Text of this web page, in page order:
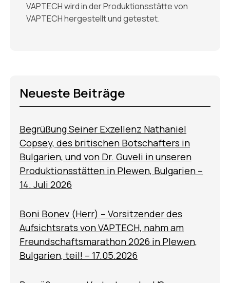
VAPTECH wird in der Produktionsstätte von
VAPTECH hergestellt und getestet.
Neueste Beiträge
Begrüßung Seiner Exzellenz Nathaniel
Copsey, des britischen Botschafters in
Bulgarien, und von Dr. Guveli in unseren
Produktionsstätten in Plewen, Bulgarien –
14. Juli 2026
Boni Bonev (Herr) – Vorsitzender des
Aufsichtsrats von VAPTECH, nahm am
Freundschaftsmarathon 2026 in Plewen,
Bulgarien, teil! – 17.05.2026